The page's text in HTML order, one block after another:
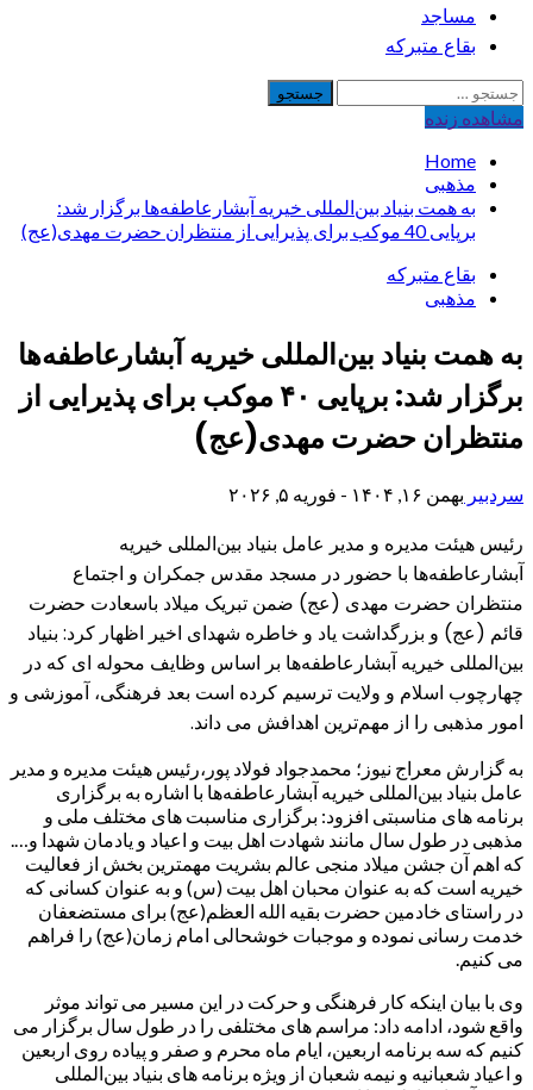
مساجد
بقاع متبرکه
جستجو
برای:
مشاهده‌ زنده
Home
مذهبی
به همت بنیاد بین‌المللی خیریه آبشارعاطفه‌ها برگزار شد:
برپایی 40 موکب برای پذیرایی از منتظران حضرت مهدی(عج)
بقاع متبرکه
مذهبی
به همت بنیاد بین‌المللی خیریه آبشارعاطفه‌ها
برگزار شد: برپایی ۴۰ موکب برای پذیرایی از
منتظران حضرت مهدی(عج)
سردبیر بهمن ۱۶, ۱۴۰۴ - فوریه ۵, ۲۰۲۶
رئیس هیئت مدیره و مدیر عامل بنیاد بین‌المللی خیریه
آبشارعاطفه‌ها با حضور در مسجد مقدس جمکران و اجتماع
منتظران حضرت مهدی (عج) ضمن تبریک میلاد باسعادت حضرت
قائم (عج) و بزرگداشت یاد و خاطره شهدای اخیر اظهار کرد: بنیاد
بین‌المللی خیریه آبشارعاطفه‌ها بر اساس وظایف محوله ای که در
چهارچوب اسلام و ولایت ترسیم کرده است بعد فرهنگی، آموزشی و
امور مذهبی را از مهم‌ترین اهدافش می داند.
به گزارش معراج نیوز؛ محمدجواد فولاد پور،رئیس هیئت مدیره و مدیر
عامل بنیاد بین‌المللی خیریه آبشارعاطفه‌ها با اشاره به برگزاری
برنامه های مناسبتی افزود: برگزاری مناسبت های مختلف ملی و
مذهبی در طول سال مانند شهادت اهل بیت و اعیاد و یادمان شهدا و….
که اهم آن جشن میلاد منجی عالم بشریت مهمترین بخش از فعالیت
خیریه است که به عنوان محبان اهل بیت (س) و به عنوان کسانی که
در راستای خادمین حضرت بقیه الله العظم(عج) برای مستضعفان
خدمت رسانی نموده و موجبات خوشحالی امام زمان(عج) را فراهم
می کنیم.
وی با بیان اینکه کار فرهنگی و حرکت در این مسیر می تواند موثر
واقع شود، ادامه داد: مراسم های مختلفی را در طول سال برگزار می
کنیم که سه برنامه اربعین، ایام ماه محرم و صفر و پیاده روی اربعین
و اعیاد شعبانیه و نیمه شعبان از ویژه برنامه های بنیاد بین‌المللی